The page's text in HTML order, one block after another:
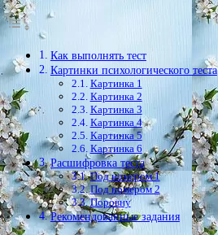
Как выполнять тест
Картинки психологического теста
Картинка 1
Картинка 2
Картинка 3
Картинка 4
Картинка 5
Картинка 6
Расшифровка теста
Под номером 1
Под номером 2
Поровну
Рекомендованные задания